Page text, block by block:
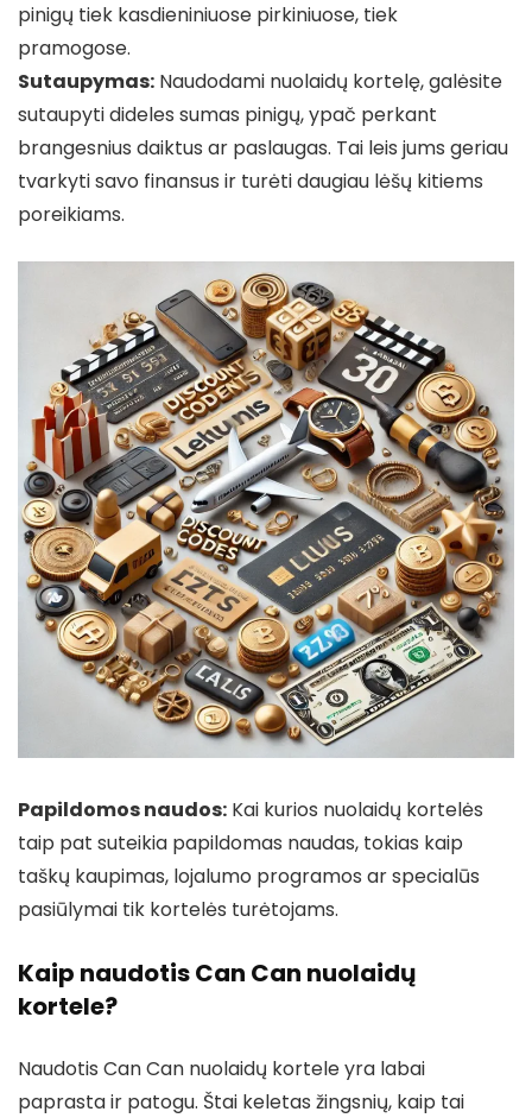
pinigų tiek kasdieniniuose pirkiniuose, tiek
pramogose.
Sutaupymas: Naudodami nuolaidų kortelę, galėsite
sutaupyti dideles sumas pinigų, ypač perkant
brangesnius daiktus ar paslaugas. Tai leis jums geriau
tvarkyti savo finansus ir turėti daugiau lėšų kitiems
poreikiams.
Papildomos naudos: Kai kurios nuolaidų kortelės
taip pat suteikia papildomas naudas, tokias kaip
taškų kaupimas, lojalumo programos ar specialūs
pasiūlymai tik kortelės turėtojams.
Kaip naudotis Can Can nuolaidų
kortele?
Naudotis Can Can nuolaidų kortele yra labai
paprasta ir patogu. Štai keletas žingsnių, kaip tai